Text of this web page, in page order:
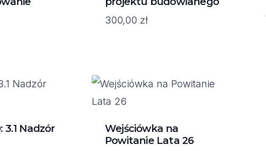
300,00 zł
3.1 Nadzór
Wejściówka na
Powitanie Lata 26